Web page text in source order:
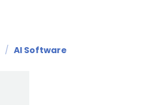
/ AI Software